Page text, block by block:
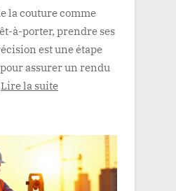
la couture comme
à-porter, prendre ses
est une étape
assurer un rendu
Lire la suite